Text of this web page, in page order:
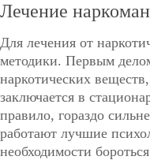
Лечение
Для лечения от
методики. Первым
наркотических
заключается в
правило, гораздо
работают лучшие
необходимости